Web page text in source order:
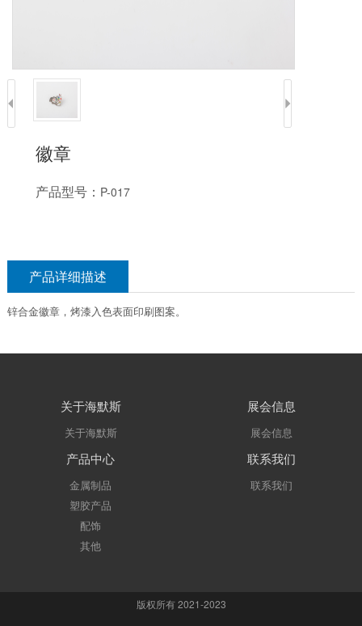
徽章
产品型号： P-017
产品详细描述
锌合金徽章，烤漆入色表面印刷图案。
关于海默斯
关于海默斯
展会信息
展会信息
产品中心
金属制品
塑胶产品
配饰
其他
联系我们
联系我们
版权所有 2021-2023